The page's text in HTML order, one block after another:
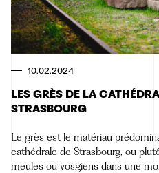
10.02.2024
LES GRÈS DE LA
STRASBOURG
Le grès est le matériau
cathédrale de Strasbourg, ou
meules ou vosgiens dans une